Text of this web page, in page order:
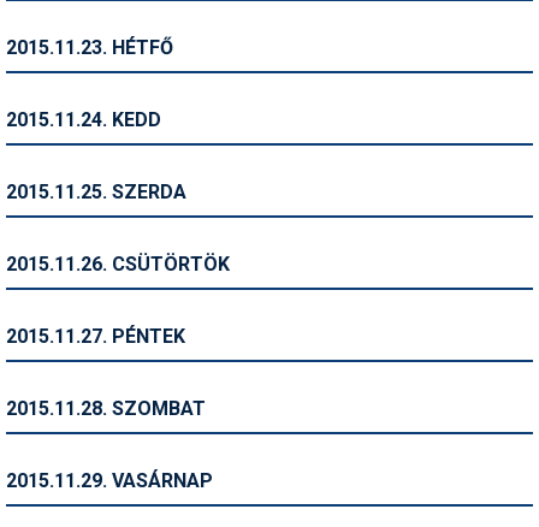
Telemark
Történelem
Utazási tippek
2015.11.23. HÉTFŐ
2015.11.24. KEDD
2015.11.25. SZERDA
2015.11.26. CSÜTÖRTÖK
2015.11.27. PÉNTEK
2015.11.28. SZOMBAT
2015.11.29. VASÁRNAP